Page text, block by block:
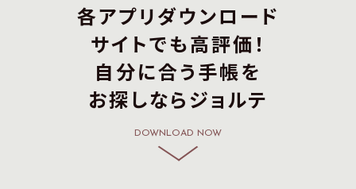
各アプリダウンロード
サイトでも高評価！
自分に合う手帳を
お探しならジョルテ
DOWNLOAD NOW